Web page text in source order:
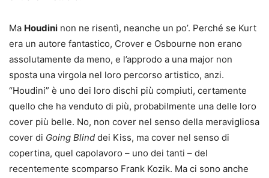
Ma Houdini non ne risentì, neanche un po’. Perché se Kurt
era un autore fantastico, Crover e Osbourne non erano
assolutamente da meno, e l’approdo a una major non
sposta una virgola nel loro percorso artistico, anzi.
“Houdini” è uno dei loro dischi più compiuti, certamente
quello che ha venduto di più, probabilmente una delle loro
cover più belle. No, non cover nel senso della meravigliosa
cover di Going Blind dei Kiss, ma cover nel senso di
copertina, quel capolavoro – uno dei tanti – del
recentemente scomparso Frank Kozik. Ma ci sono anche